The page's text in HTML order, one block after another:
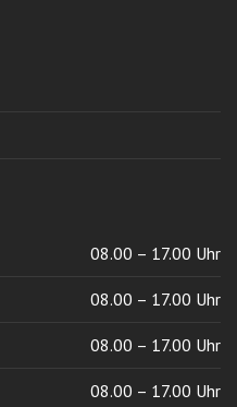
08.00 – 17.00 Uhr
08.00 – 17.00 Uhr
08.00 – 17.00 Uhr
08.00 – 17.00 Uhr